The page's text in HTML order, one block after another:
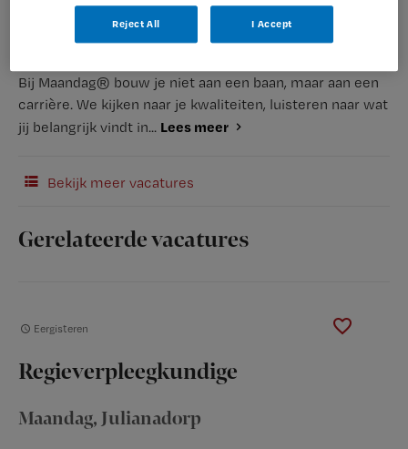
Bij Maandag® bouw je niet aan een baan, maar aan een
carrière. We kijken naar je kwaliteiten, luisteren naar wat
jij belangrijk vindt in... Lees meer
Bekijk meer vacatures
Gerelateerde vacatures
Eergisteren
Regieverpleegkundige
Maandag, Julianadorp
Reject All I Accept